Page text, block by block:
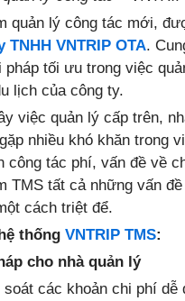
quản lý công tác mới,
TNHH VNTRIP OTA.
pháp tối ưu trong việc
lịch của công ty.
việc quản lý cấp trên,
nhiều khó khăn trong
công tác phí, vấn đề về
TMS tất cả những vấn
cách triệt để.
thống VNTRIP TMS:
cho nhà quản lý
các khoản chi phí dễ